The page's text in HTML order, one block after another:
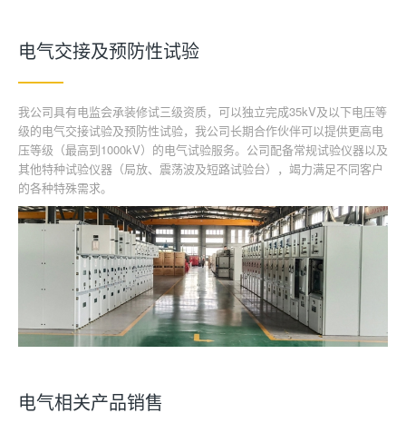
电气交接及预防性试验
我公司具有电监会承装修试三级资质，可以独立完成35kV及以下电压等
级的电气交接试验及预防性试验，我公司长期合作伙伴可以提供更高电
压等级（最高到1000kV）的电气试验服务。公司配备常规试验仪器以及
其他特种试验仪器（局放、震荡波及短路试验台），竭力满足不同客户
的各种特殊需求。
电气相关产品销售